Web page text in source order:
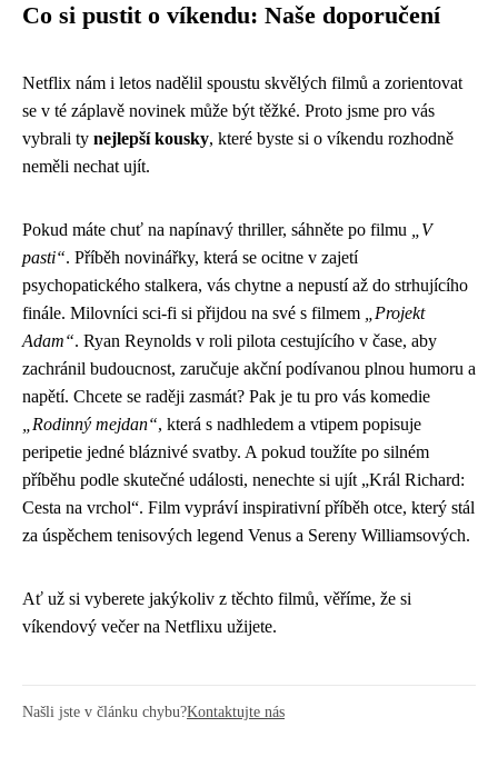
Co si pustit o víkendu: Naše doporučení
Netflix nám i letos nadělil spoustu skvělých filmů a zorientovat
se v té záplavě novinek může být těžké. Proto jsme pro vás
vybrali ty nejlepší kousky, které byste si o víkendu rozhodně
neměli nechat ujít.
Pokud máte chuť na napínavý thriller, sáhněte po filmu
„V
pasti“. Příběh novinářky, která se ocitne v zajetí
psychopatického stalkera, vás chytne a nepustí až do strhujícího
finále. Milovníci sci-fi si přijdou na své s filmem
„Projekt
Adam“. Ryan Reynolds v roli pilota cestujícího v čase, aby
zachránil budoucnost, zaručuje akční podívanou plnou humoru a
napětí. Chcete se raději zasmát? Pak je tu pro vás komedie
„Rodinný mejdan“, která s nadhledem a vtipem popisuje
peripetie jedné bláznivé svatby. A pokud toužíte po silném
příběhu podle skutečné události, nenechte si ujít „Král Richard:
Cesta na vrchol“. Film vypráví inspirativní příběh otce, který stál
za úspěchem tenisových legend Venus a Sereny Williamsových.
Ať už si vyberete jakýkoliv z těchto filmů, věříme, že si
víkendový večer na Netflixu užijete.
Našli jste v článku chybu?Kontaktujte nás